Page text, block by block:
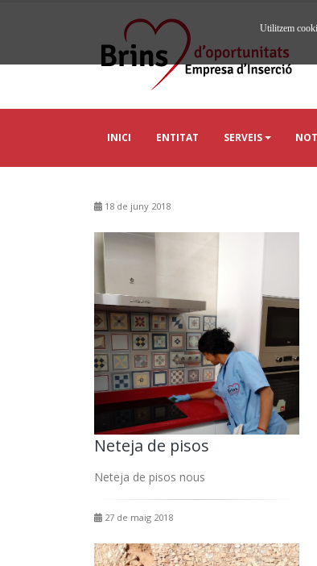
INICI ENTITAT SERVEIS
18 de juny 2018
Neteja de pisos
Neteja de pisos nous
27 de maig 2018
Utilitzem